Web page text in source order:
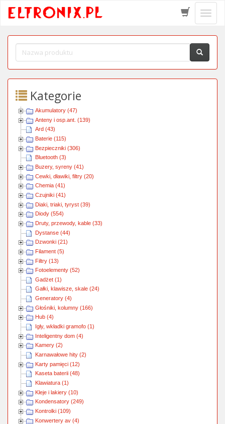
menu
Kategorie
Akumulatory (47)
Anteny i osp.ant. (139)
Ard (43)
Baterie (115)
Bezpieczniki (306)
Bluetooth (3)
Buzery, syreny (41)
Cewki, dławiki, filtry (20)
Chemia (41)
Czujniki (41)
Diaki, triaki, tyryst (39)
Diody (554)
Druty, przewody, kable (33)
Dystanse (44)
Dzwonki (21)
Filament (5)
Filtry (13)
Fotoelementy (52)
Gadżet (1)
Gałki, klawisze, skale (24)
Generatory (4)
Głośniki, kolumny (166)
Hub (4)
Igły, wkładki gramofo (1)
Inteligentny dom (4)
Kamery (2)
Karnawałowe hity (2)
Karty pamięci (12)
Kaseta baterii (48)
Klawiatura (1)
Kleje i lakiery (10)
Kondensatory (249)
Kontrolki (109)
Konwertery av (4)